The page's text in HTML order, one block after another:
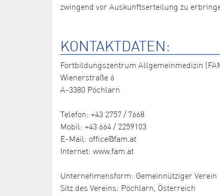
zwingend vor Auskunftserteilung zu
KONTAKTDATEN:
Fortbildungszentrum Allgemeinmedizin
Wienerstraße 6
A-3380 Pöchlarn
Telefon: +43 2757 / 7668
Mobil: +43 664 / 2259103
E-Mail: office@fam.at
Internet: www.fam.at
Unternehmensform: Gemeinnütziger Verein
Sitz des Vereins: Pöchlarn, Österreich